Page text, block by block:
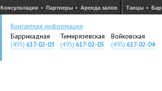
Консультации Партнеры Аренда залов Танцы Бар
Контактная информация
Баррикадная
Тимирязевская Войковская
(495) 617-02-05 (495) 617-02-03 (495) 617-02-04